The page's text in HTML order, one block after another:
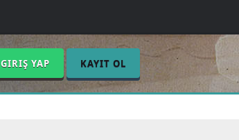
GIRIŞ YAP KAYIT OL